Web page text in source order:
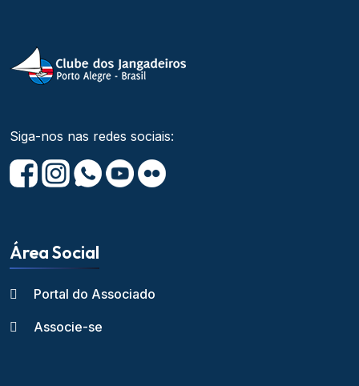
Siga-nos nas redes sociais:
Área Social
Portal do Associado
Associe-se